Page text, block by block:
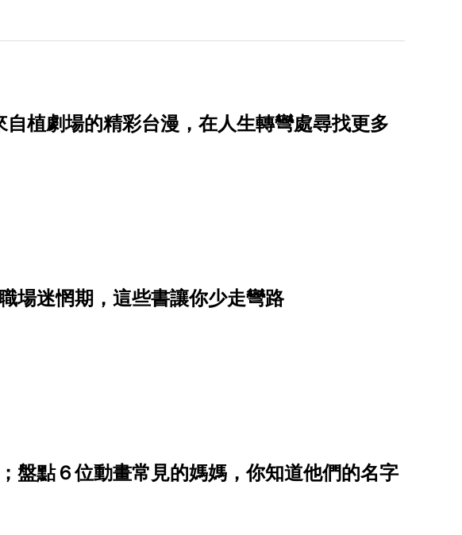
植劇場的精彩台漫，在人生轉彎處尋找更多
場迷惘期，這些書讓你少走彎路
盤點６位動畫常見的媽媽，你知道他們的名字